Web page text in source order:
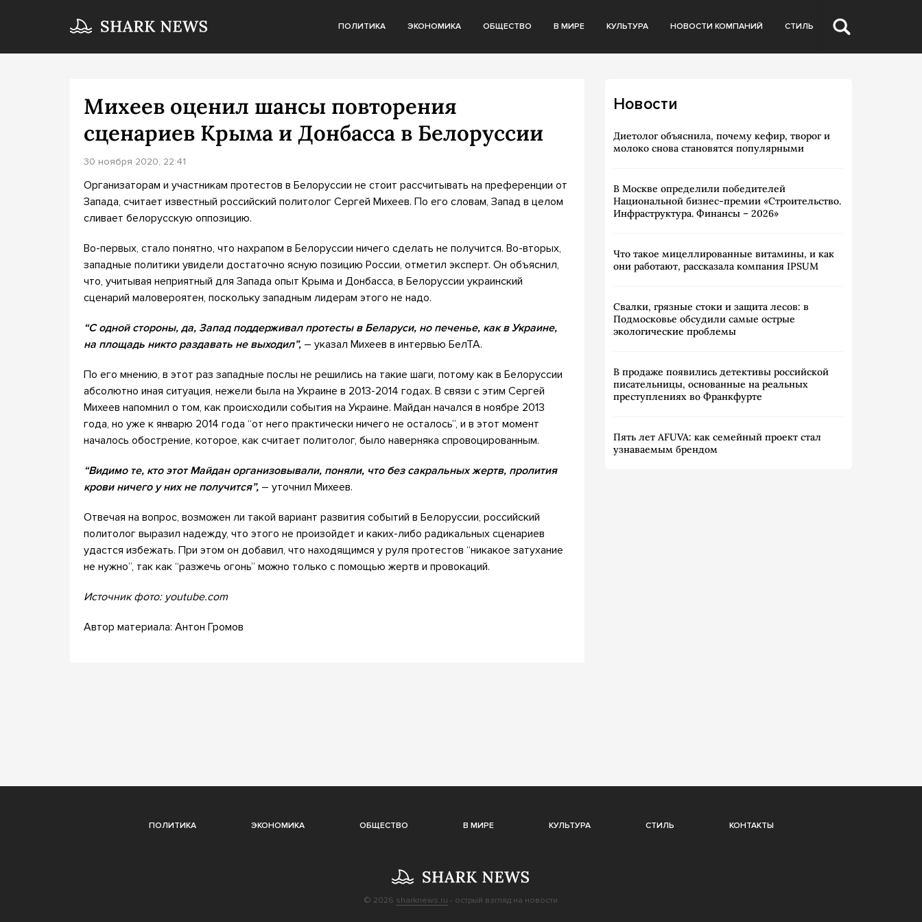
ПОЛИТИКА ЭКОНОМИКА ОБЩЕСТВО В МИРЕ КУЛЬТУРА НОВОСТИ КОМПАНИЙ СТИЛЬ
Михеев оценил шансы повторения
сценариев Крыма и Донбасса в Белоруссии
30 ноября 2020, 22:41
Организаторам и участникам протестов в Белоруссии не стоит рассчитывать на преференции от
Запада, считает известный российский политолог Сергей Михеев. По его словам, Запад в целом
сливает белорусскую оппозицию.
Во-первых, стало понятно, что нахрапом в Белоруссии ничего сделать не получится. Во-вторых,
западные политики увидели достаточно ясную позицию России, отметил эксперт. Он объяснил,
что, учитывая неприятный для Запада опыт Крыма и Донбасса, в Белоруссии украинский
сценарий маловероятен, поскольку западным лидерам этого не надо.
“С одной стороны, да, Запад поддерживал протесты в Беларуси, но печенье, как в Украине,
на площадь никто раздавать не выходил”, – указал Михеев в интервью БелТА.
По его мнению, в этот раз западные послы не решились на такие шаги, потому как в Белоруссии
абсолютно иная ситуация, нежели была на Украине в 2013-2014 годах. В связи с этим Сергей
Михеев напомнил о том, как происходили события на Украине. Майдан начался в ноябре 2013
года, но уже к январю 2014 года “от него практически ничего не осталось”, и в этот момент
началось обострение, которое, как считает политолог, было наверняка спровоцированным.
“Видимо те, кто этот Майдан организовывали, поняли, что без сакральных жертв, пролития
крови ничего у них не получится”, – уточнил Михеев.
Отвечая на вопрос, возможен ли такой вариант развития событий в Белоруссии, российский
политолог выразил надежду, что этого не произойдет и каких-либо радикальных сценариев
удастся избежать. При этом он добавил, что находящимся у руля протестов “никакое затухание
не нужно”, так как “разжечь огонь” можно только с помощью жертв и провокаций.
Источник фото: youtube.com
Автор материала: Антон Громов
Новости
Диетолог объяснила, почему кефир, творог и
молоко снова становятся популярными
В Москве определили победителей
Национальной бизнес-премии «Строительство.
Инфраструктура. Финансы – 2026»
Что такое мицеллированные витамины, и как
они работают, рассказала компания IPSUM
Свалки, грязные стоки и защита лесов: в
Подмосковье обсудили самые острые
экологические проблемы
В продаже появились детективы российской
писательницы, основанные на реальных
преступлениях во Франкфурте
Пять лет AFUVA: как семейный проект стал
узнаваемым брендом
ПОЛИТИКА ЭКОНОМИКА ОБЩЕСТВО В МИРЕ КУЛЬТУРА СТИЛЬ КОНТАКТЫ
© 2026 sharknews.ru - острый взгляд на новости